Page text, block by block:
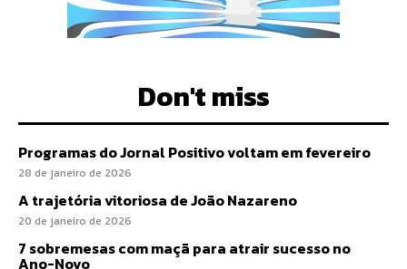
Don't miss
Programas do Jornal Positivo voltam em fevereiro
28 de janeiro de 2026
A trajetória vitoriosa de João Nazareno
20 de janeiro de 2026
7 sobremesas com maçã para atrair sucesso no
Ano-Novo